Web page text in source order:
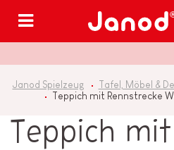
Janod Spielzeug Tafel, Möbel &
Teppich mit Rennstrecke
Teppich mit